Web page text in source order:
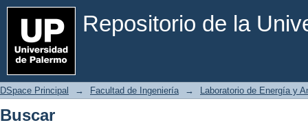
Repositorio de la
Buscar
DSpace Principal → Facultad de Ingeniería → Laboratorio de Energía y
Buscar